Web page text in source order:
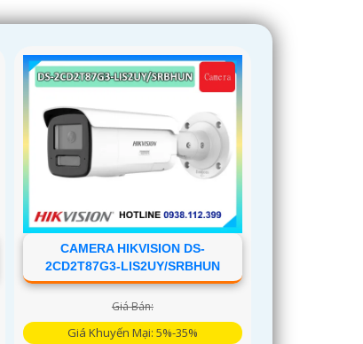
CAMERA HIKVISION DS-
2CD2T87G3-LIS2UY/SRBHUN
Giá Bán:
Giá Khuyến Mại: 5%-35%